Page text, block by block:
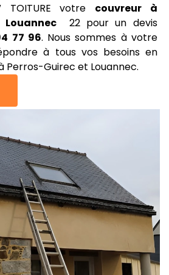
TOITURE votre couvreur à
Louannec22 pour un devis
77 96. Nous sommes à votre
à tous vos besoins en
Perros-Guirec et Louannec.